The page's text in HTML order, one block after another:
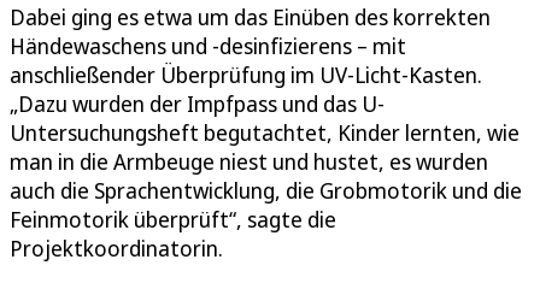
Dabei ging es etwa um das Einüben des korrekten
Händewaschens und -desinfizierens – mit
anschließender Überprüfung im UV-Licht-Kasten.
„Dazu wurden der Impfpass und das U-
Untersuchungsheft begutachtet, Kinder lernten, wie
man in die Armbeuge niest und hustet, es wurden
auch die Sprachentwicklung, die Grobmotorik und die
Feinmotorik überprüft“, sagte die
Projektkoordinatorin.